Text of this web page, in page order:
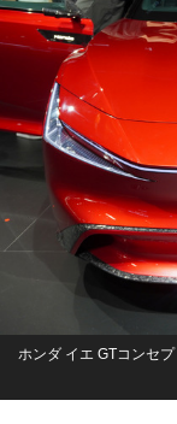
ホンダ イエ GTコンセ